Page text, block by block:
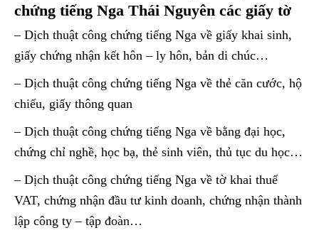
chứng tiếng Nga Thái Nguyên các giấy tờ
– Dịch thuật công chứng tiếng Nga về giấy khai sinh,
giấy chứng nhận kết hôn – ly hôn, bản di chúc…
– Dịch thuật công chứng tiếng Nga về thẻ căn cước, hộ
chiếu, giấy thông quan
– Dịch thuật công chứng tiếng Nga về bằng đại học,
chứng chỉ nghề, học bạ, thẻ sinh viên, thủ tục du học…
– Dịch thuật công chứng tiếng Nga về tờ khai thuế
VAT, chứng nhận đầu tư kinh doanh, chứng nhận thành
lập công ty – tập đoàn…